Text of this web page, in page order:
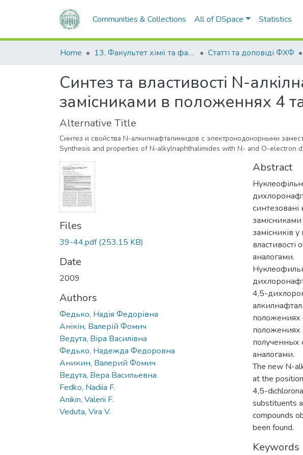
Communities & Collections All of DSpace Statistics
Home 13. Факультет хімії та фармації Статті та доповіді ФХФ
Синтез та властивості N-
замісниками в положеннях 4
Alternative Title
Синтез и свойства N-алкилнафталимидов с электронодонорными
Synthesis and properties of N-alkylnaphthalimides with N- and O-electron
Files
39-44.pdf(253.15 KB)
Date
2009
Authors
Федько, Надія Федорівна
Анікін, Валерій Фомич
Ведута, Віра Василівна
Федько, Надежда Федоровна
Аникин, Валерий Фомич
Ведута, Вера Васильевна
Fedko, Nadiia F.
Anikin, Valerii F.
Veduta, Vira V.
Abstract
замісників
аналогами.
4,5-
положениях
положениях
аналогами.
The new N-
at the
4,5-
substituents
compounds
been found.
Keywords